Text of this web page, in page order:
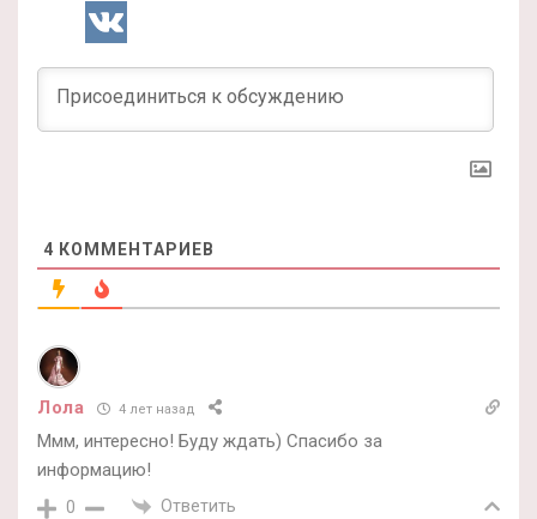
4 КОММЕНТАРИЕВ
Лола 4 лет назад
Ммм, интересно! Буду ждать) Спасибо за
информацию!
0 Ответить